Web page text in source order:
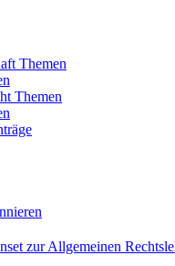
Themen
Themen
zur Allgemeinen